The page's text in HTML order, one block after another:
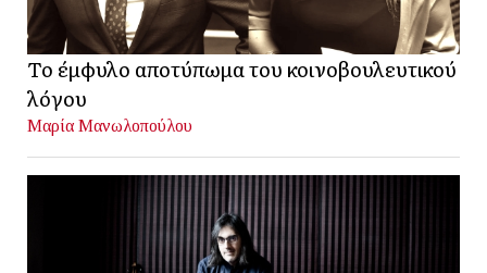
Το έμφυλο αποτύπωμα του κοινοβουλευτικού
λόγου
Μαρία Μανωλοπούλου